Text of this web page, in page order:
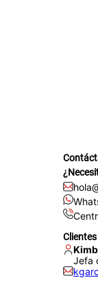
Clientes
Jefa